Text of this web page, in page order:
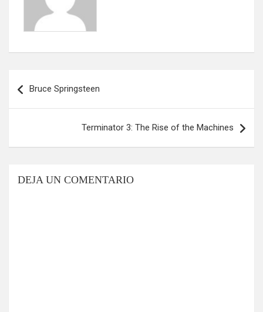
de
Bruce Springsteen
Terminator 3: The Rise of the Machines
DEJA UN COMENTARIO